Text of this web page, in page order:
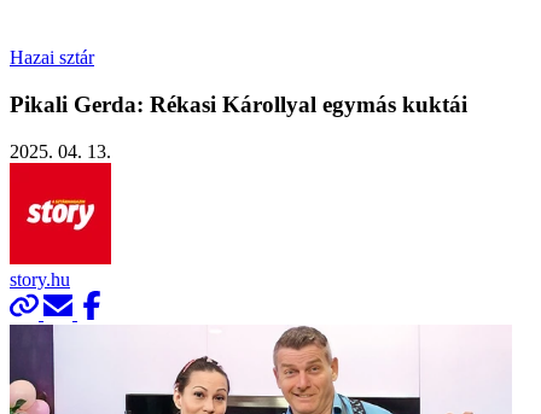
Hazai sztár
Pikali Gerda: Rékasi Károllyal egymás kuktái
2025. 04. 13.
story.hu